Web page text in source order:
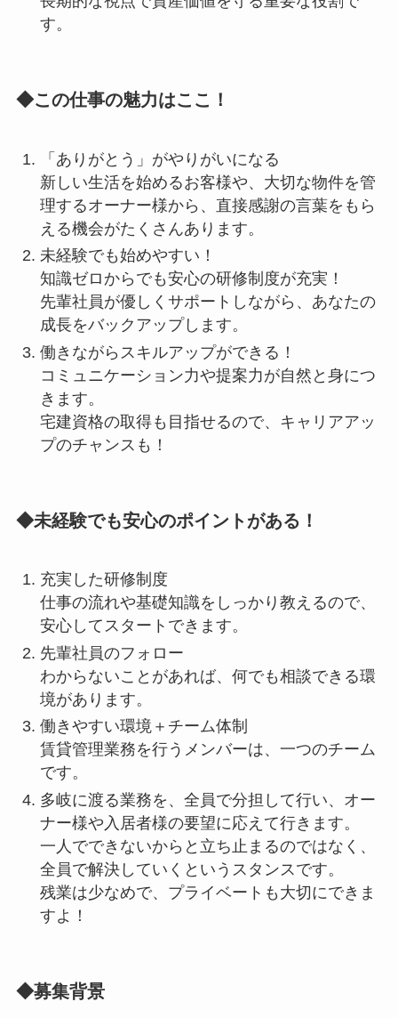
す。
◆この仕事の魅力はここ！
「ありがとう」がやりがいになる
新しい生活を始めるお客様や、大切な物件を管
理するオーナー様から、直接感謝の言葉をもら
える機会がたくさんあります。
未経験でも始めやすい！
知識ゼロからでも安心の研修制度が充実！
先輩社員が優しくサポートしながら、あなたの
成長をバックアップします。
働きながらスキルアップができる！
コミュニケーション力や提案力が自然と身につ
きます。
宅建資格の取得も目指せるので、キャリアアッ
プのチャンスも！
◆未経験でも安心のポイントがある！
充実した研修制度
仕事の流れや基礎知識をしっかり教えるので、
安心してスタートできます。
先輩社員のフォロー
わからないことがあれば、何でも相談できる環
境があります。
働きやすい環境＋チーム体制
賃貸管理業務を行うメンバーは、一つのチーム
です。
多岐に渡る業務を、全員で分担して行い、オー
ナー様や入居者様の要望に応えて行きます。
一人でできないからと立ち止まるのではなく、
全員で解決していくというスタンスです。
残業は少なめで、プライベートも大切にできま
すよ！
◆募集背景